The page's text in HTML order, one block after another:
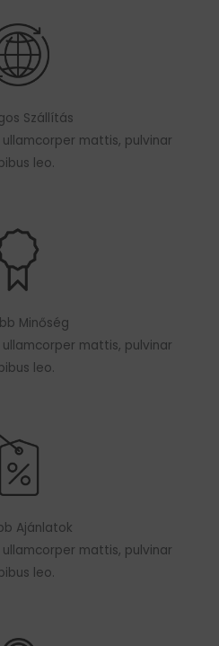
Szállítás
mattis, pulvinar
leo.
Minőség
mattis, pulvinar
leo.
Ajánlatok
mattis, pulvinar
leo.